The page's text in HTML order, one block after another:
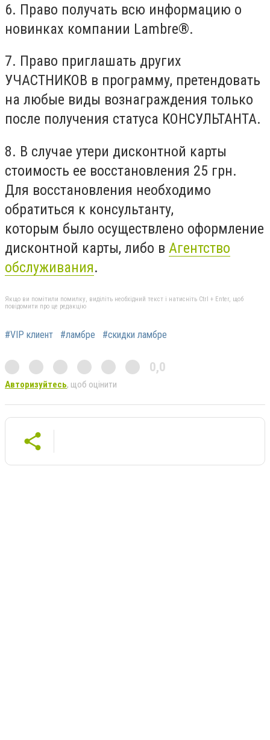
6. Право получать всю информацию о
новинках компании Lambre®.
7. Право приглашать других
УЧАСТНИКОВ в программу, претендовать
на любые виды вознаграждения только
после получения статуса КОНСУЛЬТАНТА.
8. В случае утери дисконтной карты
стоимость ее восстановления 25 грн.
Для восстановления необходимо
обратиться к консультанту,
которым было осуществлено оформление
дисконтной карты, либо в Агентство
обслуживания.
Якщо ви помітили помилку, виділіть необхідний текст і натисніть Ctrl + Enter, щоб
повідомити про це редакцію
#VIP клиент #ламбре #скидки ламбре
0,0
Авторизуйтесь, щоб оцінити